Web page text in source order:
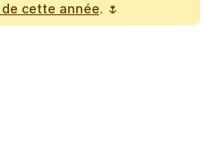
cette année. 🌷